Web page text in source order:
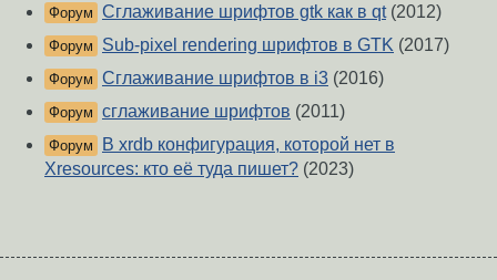
Форум Сглаживание шрифтов gtk как в qt(2012)
Форум Sub-pixel rendering шрифтов в GTK (2017)
Форум Сглаживание шрифтов в i3 (2016)
Форум сглаживание шрифтов (2011)
Форум
В xrdb конфигурация, которой нет в
Xresources: кто её туда пишет? (2023)